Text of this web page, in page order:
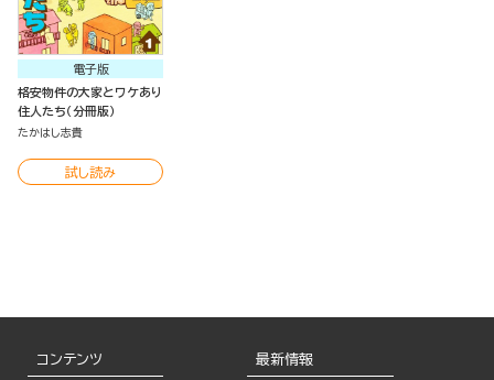
電子版
格安物件の大家とワケあり
住人たち（分冊版）
たかはし志貴
試し読み
コンテンツ 最新情報